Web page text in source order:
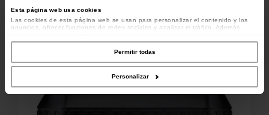
Esta página web usa cookies
Las cookies de esta página web se usan para personalizar el contenido y los
anuncios, ofrecer funciones de redes sociales y analizar el tráfico. Además,
colaboradores de redes sociales, publicidad y análisis web, quienes pueden
combinarla con otra información que les haya proporcionado o que hayan
recopilado a partir del uso que haya hecho de sus servicios.
Permitir todas
Personalizar